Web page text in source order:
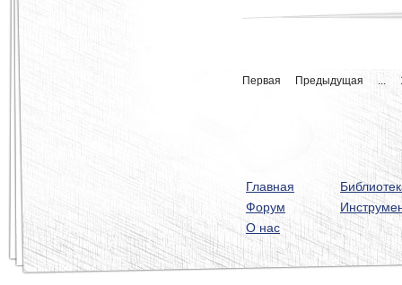
Первая Предыдущая ...
Главная
Форум
О нас